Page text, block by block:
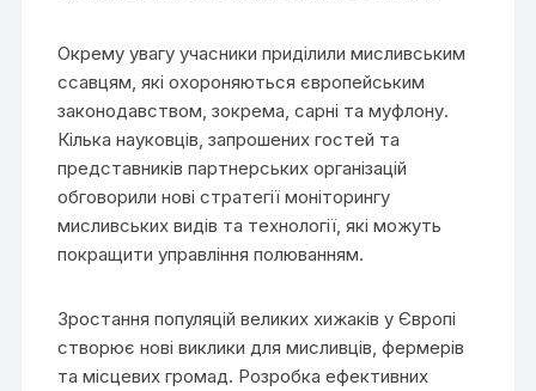
Окрему увагу учасники приділили мисливським
ссавцям, які охороняються європейським
законодавством, зокрема, сарні та муфлону.
Кілька науковців, запрошених гостей та
представників партнерських організацій
обговорили нові стратегії моніторингу
мисливських видів та технології, які можуть
покращити управління полюванням.
Зростання популяцій великих хижаків у Європі
створює нові виклики для мисливців, фермерів
та місцевих громад. Розробка ефективних